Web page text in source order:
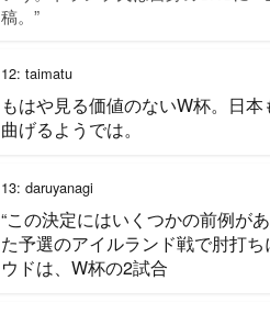
稿。”
12: taimatu
もはや見る価値のないW杯。日
曲げるようでは。
13: daruyanagi
“この決定にはいくつかの前例が
た予選のアイルランド戦で肘打
ウドは、W杯の2試合